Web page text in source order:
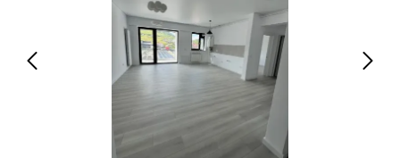
Animale de companie
Afaceri și echipamente profesionale
Inchiriere Bunuri si Vehicule
Utilaje agricole si industriale
Piese auto si accesorii
Dacia Duster